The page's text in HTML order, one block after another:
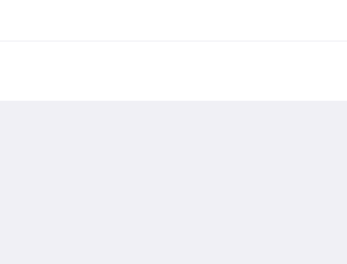
автомобилистов — достаточное